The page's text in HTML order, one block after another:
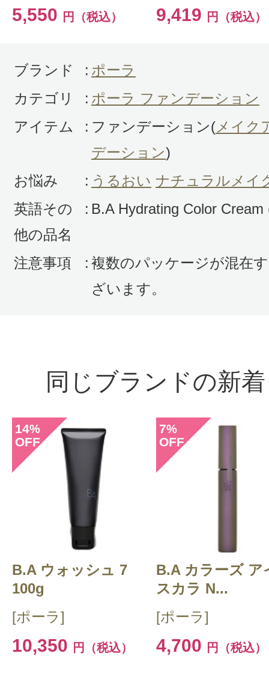
5,550 円（税込） 9,419 円（税込）
ブランド : ポーラ
カテゴリ
: ポーラ ファンデーション
アイテム
: ファンデーション(メイク
デーション)
お悩み
: うるおい ナチュラルメイ
英語その
他の品名
: B.A Hydrating Color Cream
注意事項 : 複数のパッケージが混在
ざいます。
同じブランドの新
14%
OFF
B.A ウォッシュ 7
100g
[ポーラ]
10,350 円（税込）
7%
OFF
B.A カラーズ ア
スカラ N...
[ポーラ]
4,700 円（税込）